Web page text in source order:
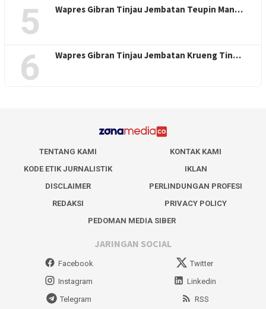
5 Wapres Gibran Tinjau Jembatan Teupin Man…
6 Wapres Gibran Tinjau Jembatan Krueng Tin…
TENTANG KAMI
KONTAK KAMI
KODE ETIK JURNALISTIK
IKLAN
DISCLAIMER
PERLINDUNGAN PROFESI
REDAKSI
PRIVACY POLICY
PEDOMAN MEDIA SIBER
JARINGAN SOCIAL
Facebook
Twitter
Instagram
Linkedin
Telegram
RSS